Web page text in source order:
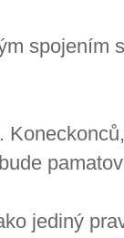
spojením
jediný